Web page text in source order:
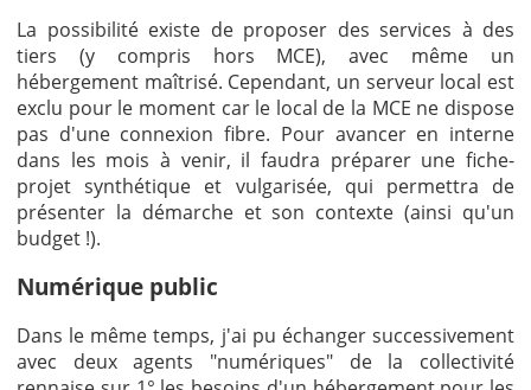
La possibilité existe de proposer des services à des
tiers (y compris hors MCE), avec même un
hébergement maîtrisé. Cependant, un serveur local est
exclu pour le moment car le local de la MCE ne dispose
pas d'une connexion fibre. Pour avancer en interne
dans les mois à venir, il faudra préparer une fiche-
projet synthétique et vulgarisée, qui permettra de
présenter la démarche et son contexte (ainsi qu'un
budget !).
Numérique public
Dans le même temps, j'ai pu échanger successivement
avec deux agents "numériques" de la collectivité